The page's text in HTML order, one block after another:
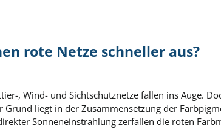
rote Netze schneller aus?
, Wind- und Sichtschutznetze fallen ins Auge.
Grund liegt in der Zusammensetzung der
Sonneneinstrahlung zerfallen die roten